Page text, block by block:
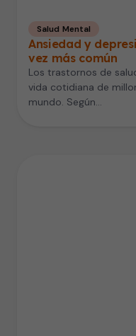
Salud Mental
Ansiedad y
vez más común
Los trastornos de
vida cotidiana de
mundo. Según…